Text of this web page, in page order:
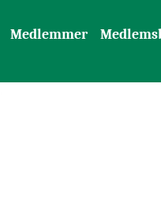
Medlemmer